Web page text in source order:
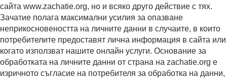
сайта www.zachatie.org, но и всяко друго действие с тях.
Зачатие полага максимални усилия за опазване
неприкосновеността на личните данни в случаите, в които
потребителите предоставят лична информация в сайта или
когато използват нашите онлайн услуги. Основание за
обработката на личните данни от страна на zachatie.org е
изричното съгласие на потребителя за обработка на данни,